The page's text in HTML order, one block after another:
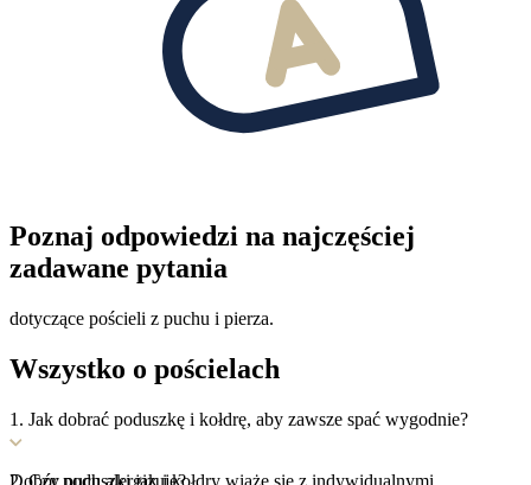
Poznaj odpowiedzi na najczęściej
zadawane pytania
dotyczące pościeli z puchu i pierza.
Wszystko o pościelach
1. Jak dobrać poduszkę i kołdrę, aby zawsze spać wygodnie?